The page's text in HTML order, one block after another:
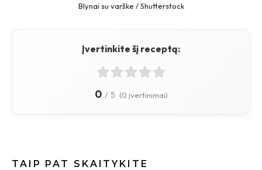
Blynai su varške / Shutterstock
Įvertinkite šį receptą:
0 / 5 (0 įvertinimai)
TAIP PAT SKAITYKITE